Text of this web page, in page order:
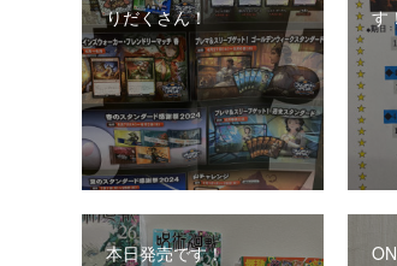
りだくさん！
す
本日発売です！